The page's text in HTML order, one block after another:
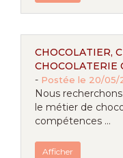
CHOCOLATIER,
CHOCOLATERIE
- Postée le 20/05/
Nous
le métier de
compétences ...
Afficher